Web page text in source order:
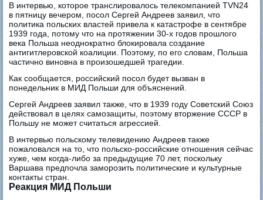
В интервью, которое транслировалось телекомпанией TVN24
в пятницу вечером, посол Сергей Андреев заявил, что
политика польских властей привела к катастрофе в сентябре
1939 года, потому что на протяжении 30-х годов прошлого
века Польша неоднократно блокировала создание
антигитлеровской коалиции. Поэтому, по его словам, Польша
частично виновна в произошедшей трагедии.
Как сообщается, российский посол будет вызван в
понедельник в МИД Польши для объяснений.
Сергей Андреев заявил также, что в 1939 году Советский Союз
действовал в целях самозащиты, поэтому вторжение СССР в
Польшу не может считаться агрессией.
В интервью польскому телевидению Андреев также
пожаловался на то, что польско-российские отношения сейчас
хуже, чем когда-либо за предыдущие 70 лет, поскольку
Варшава предпочла заморозить политические и культурные
контакты стран.
Реакция МИД Польши